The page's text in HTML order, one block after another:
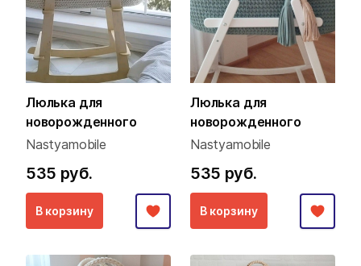
Люлька для
новорожденного
Nastyamobile
535 руб.
В корзину
Люлька для
новорожденного
Nastyamobile
535 руб.
В корзину